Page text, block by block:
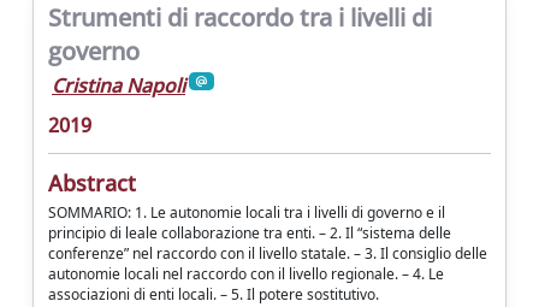
Strumenti di raccordo tra i livelli di
governo
Cristina Napoli
2019
Abstract
SOMMARIO: 1. Le autonomie locali tra i livelli di governo e il
principio di leale collaborazione tra enti. – 2. Il “sistema delle
conferenze” nel raccordo con il livello statale. – 3. Il consiglio delle
autonomie locali nel raccordo con il livello regionale. – 4. Le
associazioni di enti locali. – 5. Il potere sostitutivo.